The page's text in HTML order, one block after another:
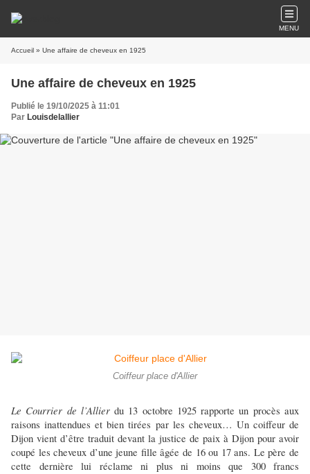
MENU
Accueil » Une affaire de cheveux en 1925
Une affaire de cheveux en 1925
Publié le 19/10/2025 à 11:01
Par Louisdelallier
Coiffeur place d'Allier
Le Courrier de l’Allierdu 13 octobre 1925 rapporte un procès aux
raisons inattendues et bien tirées par les cheveux… Un coiffeur de
Dijon vient d’être traduit devant la justice de paix à Dijon pour avoir
coupé les cheveux d’une jeune fille âgée de 16 ou 17 ans. Le père de
cette dernière lui réclame ni plus ni moins que 300 francs